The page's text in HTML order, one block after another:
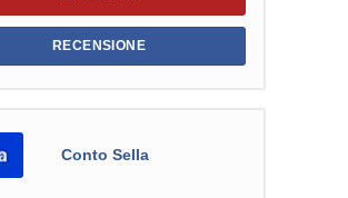
RECENSIONE
Conto Sella